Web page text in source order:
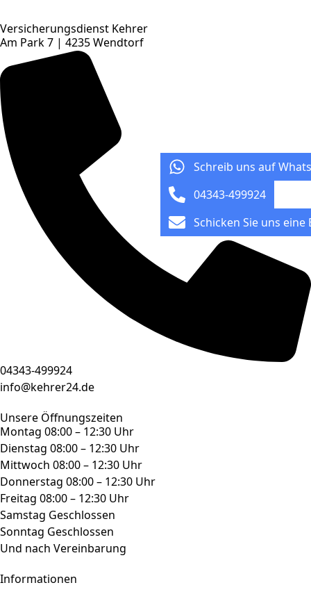
Versicherungsdienst Kehrer
Am Park 7 | 4235 Wendtorf
04343-499924
info@kehrer24.de
Unsere Öffnungszeiten
Montag 08:00 – 12:30 Uhr
Dienstag 08:00 – 12:30 Uhr
Mittwoch 08:00 – 12:30 Uhr
Donnerstag 08:00 – 12:30 Uhr
Freitag 08:00 – 12:30 Uhr
Samstag Geschlossen
Sonntag Geschlossen
Und nach Vereinbarung
Informationen
Schreib uns auf
04343-499924
Schicken Sie uns eine